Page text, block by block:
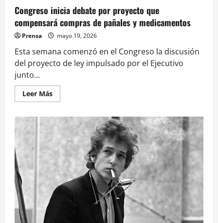
del
territorio”
Congreso inicia debate por proyecto que
compensará compras de pañales y medicamentos
Prensa mayo 19, 2026
Esta semana comenzó en el Congreso la discusión
del proyecto de ley impulsado por el Ejecutivo
junto...
Leer MásLeer
más
Congreso
inicia
debate
por
proyecto
que
compensará
compras
de
pañales
y
medicamentos